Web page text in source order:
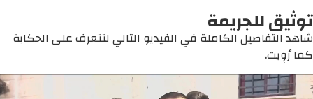
توثيق للجريمة
شاهد التفاصيل الكاملة في الفيديو التالي لتتعرف على الحكاية
كما رُوِيت.